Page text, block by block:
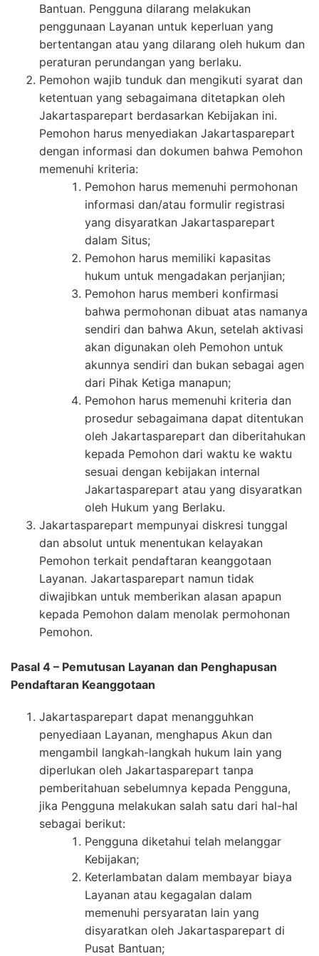
Bantuan. Pengguna dilarang melakukan
penggunaan Layanan untuk keperluan yang
bertentangan atau yang dilarang oleh hukum dan
peraturan perundangan yang berlaku.
Pemohon wajib tunduk dan mengikuti syarat dan
ketentuan yang sebagaimana ditetapkan oleh
Jakartasparepart berdasarkan Kebijakan ini.
Pemohon harus menyediakan Jakartasparepart
dengan informasi dan dokumen bahwa Pemohon
memenuhi kriteria:
Pemohon harus memenuhi permohonan
informasi dan/atau formulir registrasi
yang disyaratkan Jakartasparepart
dalam Situs;
Pemohon harus memiliki kapasitas
hukum untuk mengadakan perjanjian;
Pemohon harus memberi konfirmasi
bahwa permohonan dibuat atas namanya
sendiri dan bahwa Akun, setelah aktivasi
akan digunakan oleh Pemohon untuk
akunnya sendiri dan bukan sebagai agen
dari Pihak Ketiga manapun;
Pemohon harus memenuhi kriteria dan
prosedur sebagaimana dapat ditentukan
oleh Jakartasparepart dan diberitahukan
kepada Pemohon dari waktu ke waktu
sesuai dengan kebijakan internal
Jakartasparepart atau yang disyaratkan
oleh Hukum yang Berlaku.
Jakartasparepart mempunyai diskresi tunggal
dan absolut untuk menentukan kelayakan
Pemohon terkait pendaftaran keanggotaan
Layanan. Jakartasparepart namun tidak
diwajibkan untuk memberikan alasan apapun
kepada Pemohon dalam menolak permohonan
Pemohon.
Pasal 4 – Pemutusan Layanan dan Penghapusan
Pendaftaran Keanggotaan
Jakartasparepart dapat menangguhkan
penyediaan Layanan, menghapus Akun dan
mengambil langkah-langkah hukum lain yang
diperlukan oleh Jakartasparepart tanpa
pemberitahuan sebelumnya kepada Pengguna,
jika Pengguna melakukan salah satu dari hal-hal
sebagai berikut:
Pengguna diketahui telah melanggar
Kebijakan;
Keterlambatan dalam membayar biaya
Layanan atau kegagalan dalam
memenuhi persyaratan lain yang
disyaratkan oleh Jakartasparepart di
Pusat Bantuan;